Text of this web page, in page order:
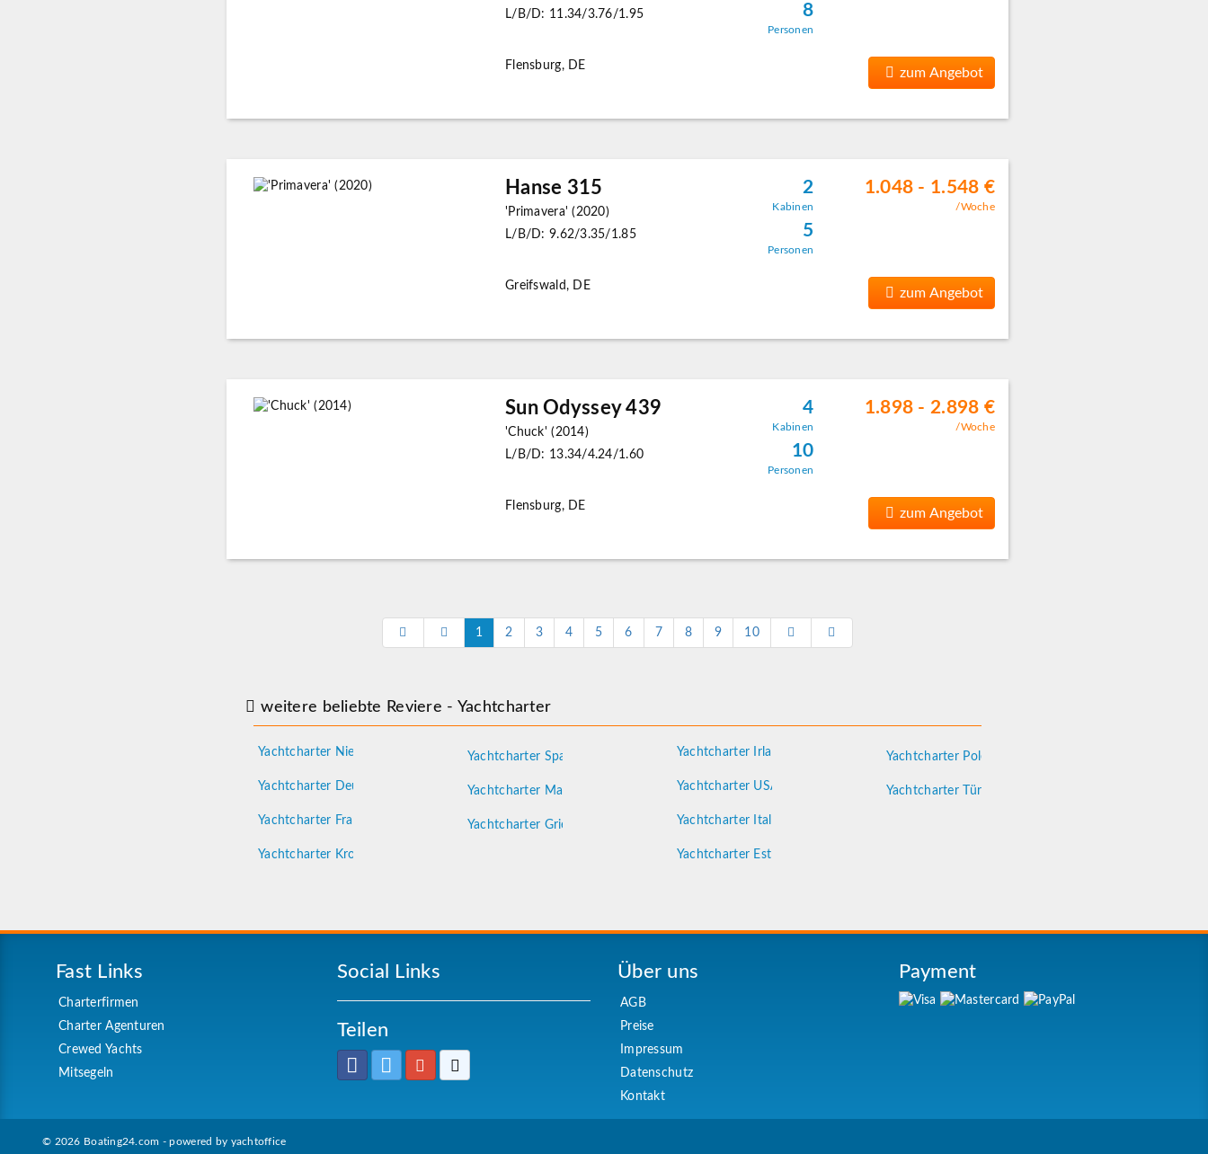
L/B/D: 11.34/3.76/1.95
8
Personen
Flensburg, DE zum Angebot
Hanse 315
'Primavera' (2020)
L/B/D: 9.62/3.35/1.85
2
Kabinen
5
Personen
1.048 - 1.548 €
/Woche
Greifswald, DE zum Angebot
Sun Odyssey 439
'Chuck' (2014)
L/B/D: 13.34/4.24/1.60
4
Kabinen
10
Personen
1.898 - 2.898 €
/Woche
Flensburg, DE zum Angebot
1 2 3 4 5 6 7 8 9 10
weitere beliebte Reviere - Yachtcharter
Yachtcharter Niederlande
Yachtcharter Deutschland
Yachtcharter Frankreich
Yachtcharter Kroatien
Yachtcharter Spanien
Yachtcharter Malta
Yachtcharter Griechenland
Yachtcharter Irland
Yachtcharter USA
Yachtcharter Italien
Yachtcharter Estland
Yachtcharter Polen
Yachtcharter Türkei
Fast Links
Charterfirmen
Charter Agenturen
Crewed Yachts
Mitsegeln
Social Links
Teilen
Über uns
AGB
Preise
Impressum
Datenschutz
Kontakt
Payment
© 2026 Boating24.com - powered by yachtoffice